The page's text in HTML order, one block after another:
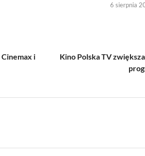
6 sierpnia
Cinemax i
Kino Polska TV